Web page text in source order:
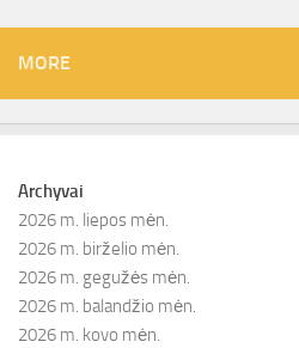
MORE
Archyvai
2026 m. liepos mėn.
2026 m. birželio mėn.
2026 m. gegužės mėn.
2026 m. balandžio mėn.
2026 m. kovo mėn.